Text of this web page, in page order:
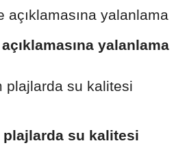
yalanlama
su kalitesi